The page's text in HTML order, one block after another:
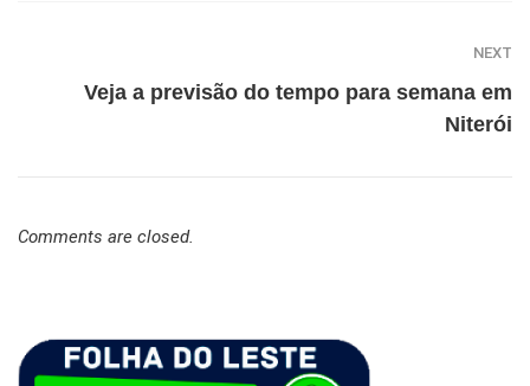
NEXT
Veja a previsão do tempo para semana em
Niterói
Comments are closed.